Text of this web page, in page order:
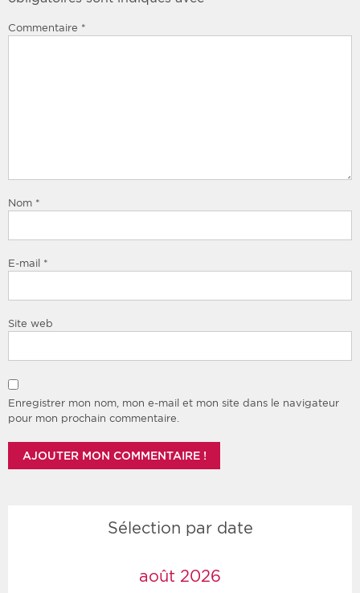
Commentaire *
Nom *
E-mail *
Site web
Enregistrer mon nom, mon e-mail et mon site dans le navigateur
pour mon prochain commentaire.
Sélection par date
août 2026